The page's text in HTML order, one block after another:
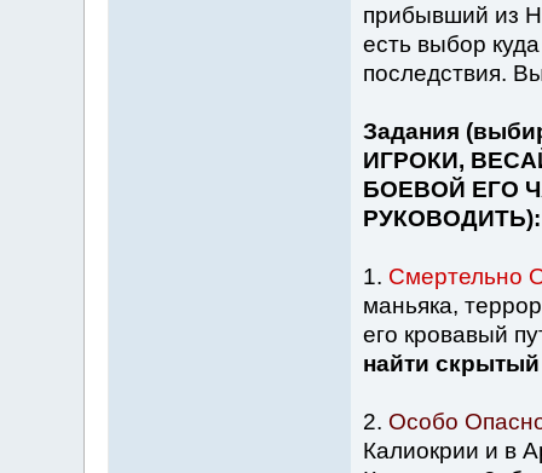
прибывший из
есть выбор
последствия.
Задания
ИГРОКИ,
БОЕВОЙ ЕГО
РУКОВОДИТЬ):
1. Смертельно
маньяка,
его кровавый
найти скрытый
2. Особо
Калиокрии и в